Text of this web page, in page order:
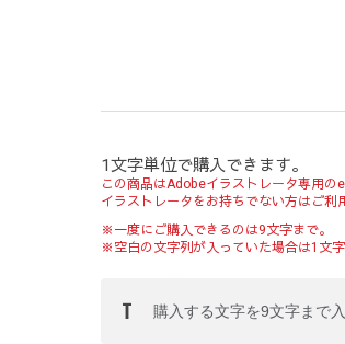
1文字単位で購入できます。
この商品はAdobeイラストレータ専用の
イラストレータをお持ちでない方はご利
※一度にご購入できるのは9文字まで。
※空白の文字列が入っていた場合は1文